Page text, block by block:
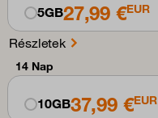
5GB27,99 €EUR
Részletek
14 Nap
10GB37,99 €EUR